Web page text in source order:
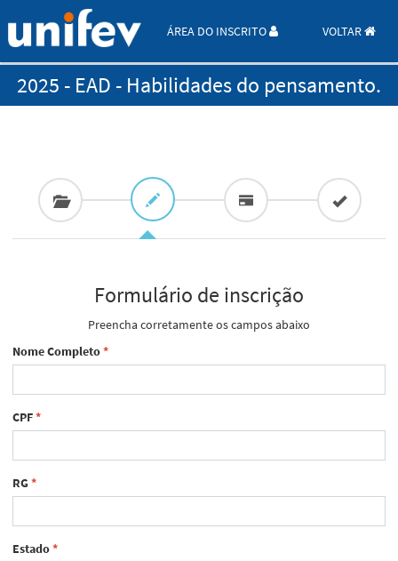
ÁREA DO INSCRITO VOLTAR
2025 - EAD - Habilidades do pensamento.
Formulário de inscrição
Preencha corretamente os campos abaixo
Nome Completo*
CPF*
RG*
Estado*